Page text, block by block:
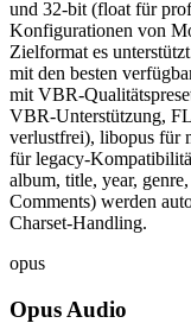
und 32-bit (float für
Konfigurationen von
Zielformat es
mit den besten
mit VBR-
VBR-Unterstützung,
verlustfrei), libopus für
für legacy-
album, title, year,
Comments) werden
Charset-Handling.
opus
Opus Audio